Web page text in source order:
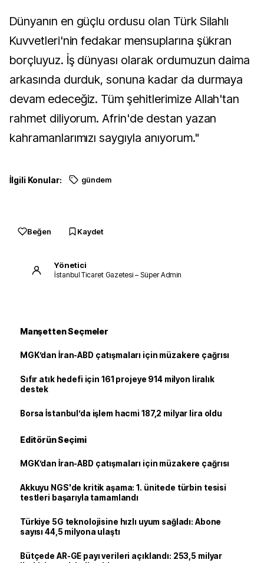
Dünyanın en güçlu ordusu olan Türk Silahlı
Kuvvetleri'nin fedakar mensuplarına şükran
borçluyuz. İş dünyası olarak ordumuzun daima
arkasında durduk, sonuna kadar da durmaya
devam edeceğiz. Tüm şehitlerimize Allah'tan
rahmet diliyorum. Afrin'de destan yazan
kahramanlarımızı saygıyla anıyorum."
İlgili Konular: gündem
Beğen Kaydet
Yönetici
İstanbul Ticaret Gazetesi – Süper Admin
Manşetten Seçmeler
MGK’dan İran-ABD çatışmaları için müzakere çağrısı
Sıfır atık hedefi için 161 projeye 914 milyon liralık
destek
Borsa İstanbul’da işlem hacmi 187,2 milyar lira oldu
Editörün Seçimi
MGK’dan İran-ABD çatışmaları için müzakere çağrısı
Akkuyu NGS'de kritik aşama: 1. ünitede türbin tesisi
testleri başarıyla tamamlandı
Türkiye 5G teknolojisine hızlı uyum sağladı: Abone
sayısı 44,5 milyona ulaştı
Bütçede AR-GE payı verileri açıklandı: 253,5 milyar